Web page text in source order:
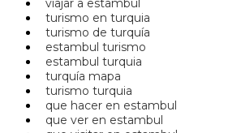
viajar a estambul
turismo en turquia
turismo de turquía
estambul turismo
estambul turquia
turquía mapa
turismo turquia
que hacer en estambul
que ver en estambul